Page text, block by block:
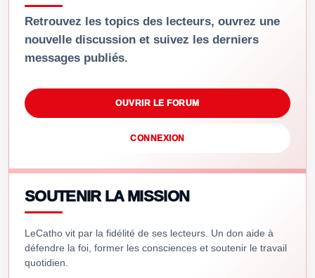
Retrouvez les topics des lecteurs, ouvrez une
nouvelle discussion et suivez les derniers
messages publiés.
OUVRIR LE FORUM
CONNEXION
SOUTENIR LA MISSION
LeCatho vit par la fidélité de ses lecteurs. Un don aide à
défendre la foi, former les consciences et soutenir le travail
quotidien.